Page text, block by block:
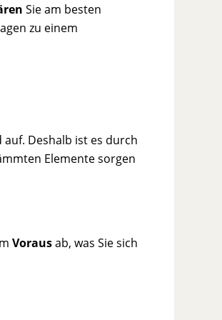
Sie am besten
zu einem
Deshalb ist es durch
Elemente sorgen
Vorausab, was Sie sich